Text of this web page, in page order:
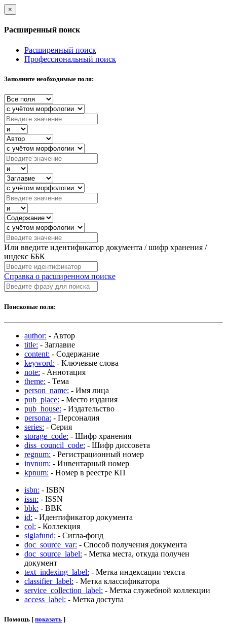
×
Расширенный поиск
Расширенный поиск
Профессиональный поиск
Заполните необходимые поля:
Или введите идентификатор документа / шифр хранения /
индекс ББК
Справка о расширенном поиске
Поисковые поля:
author: - Автор
title: - Заглавие
content: - Содержание
keyword: - Ключевые слова
note: - Аннотация
theme: - Тема
person_name: - Имя лица
pub_place: - Место издания
pub_house: - Издательство
persona: - Персоналия
series: - Серия
storage_code: - Шифр хранения
diss_council_code: - Шифр диссовета
regnum: - Регистрационный номер
invnum: - Инвентарный номер
kpnum: - Номер в реестре КП
isbn: - ISBN
issn: - ISSN
bbk: - BBK
id: - Идентификатор документа
col: - Коллекция
siglafund: - Сигла-фонд
doc_source_var: - Способ получения документа
doc_source_label: - Метка места, откуда получен
документ
text_indexing_label: - Метка индексации текста
classifier_label: - Метка классификатора
service_collection_label: - Метка служебной коллекции
access_label: - Метка доступа
Помощь [ показать ]